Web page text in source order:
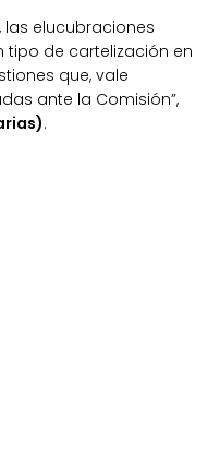
las elucubraciones
tipo de cartelización en
que, vale
ante la Comisión”,
.